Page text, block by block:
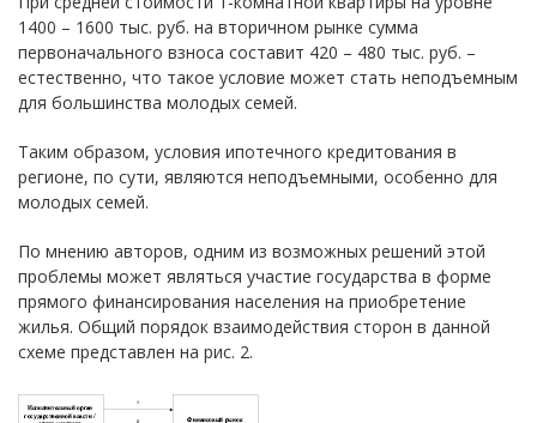
1400 – 1600 тыс. руб. на вторичном рынке сумма
первоначального взноса составит 420 – 480 тыс. руб. –
естественно, что такое условие может стать неподъемным
для большинства молодых семей.
Таким образом, условия ипотечного кредитования в
регионе, по сути, являются неподъемными, особенно для
молодых семей.
По мнению авторов, одним из возможных решений этой
проблемы может являться участие государства в форме
прямого финансирования населения на приобретение
жилья. Общий порядок взаимодействия сторон в данной
схеме представлен на рис. 2.